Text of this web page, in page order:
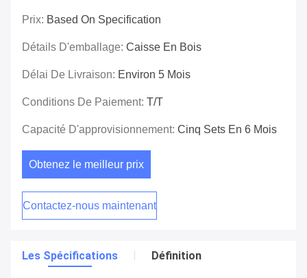
Prix: Based On Specification
Détails D'emballage: Caisse En Bois
Délai De Livraison: Environ 5 Mois
Conditions De Paiement: T/T
Capacité D'approvisionnement: Cinq Sets En 6 Mois
Obtenez le meilleur prix
Contactez-nous maintenant
Les Spécifications Définition